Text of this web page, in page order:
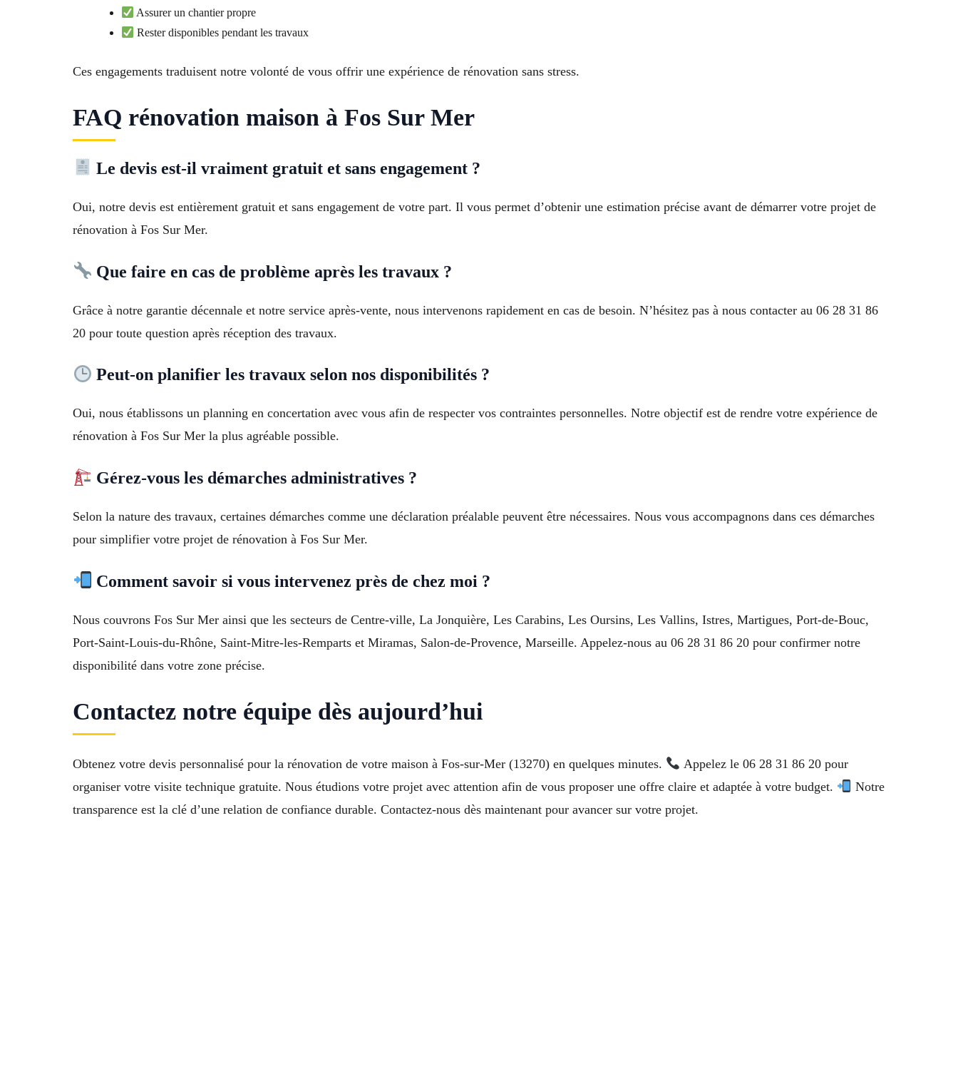
Assurer un chantier propre
Rester disponibles pendant les travaux
Ces engagements traduisent notre volonté de vous offrir une expérience de rénovation sans stress.
FAQ rénovation maison à Fos Sur Mer
Le devis est-il vraiment gratuit et sans engagement ?
Oui, notre devis est entièrement gratuit et sans engagement de votre part. Il vous permet d’obtenir une estimation précise avant de démarrer votre projet de
rénovation à Fos Sur Mer.
Que faire en cas de problème après les travaux ?
Grâce à notre garantie décennale et notre service après-vente, nous intervenons rapidement en cas de besoin. N’hésitez pas à nous contacter au 06 28 31 86
20 pour toute question après réception des travaux.
Peut-on planifier les travaux selon nos disponibilités ?
Oui, nous établissons un planning en concertation avec vous afin de respecter vos contraintes personnelles. Notre objectif est de rendre votre expérience de
rénovation à Fos Sur Mer la plus agréable possible.
Gérez-vous les démarches administratives ?
Selon la nature des travaux, certaines démarches comme une déclaration préalable peuvent être nécessaires. Nous vous accompagnons dans ces démarches
pour simplifier votre projet de rénovation à Fos Sur Mer.
Comment savoir si vous intervenez près de chez moi ?
Nous couvrons Fos Sur Mer ainsi que les secteurs de Centre-ville, La Jonquière, Les Carabins, Les Oursins, Les Vallins, Istres, Martigues, Port-de-Bouc,
Port-Saint-Louis-du-Rhône, Saint-Mitre-les-Remparts et Miramas, Salon-de-Provence, Marseille. Appelez-nous au 06 28 31 86 20 pour confirmer notre
disponibilité dans votre zone précise.
Contactez notre équipe dès aujourd’hui
Obtenez votre devis personnalisé pour la rénovation de votre maison à Fos-sur-Mer (13270) en quelques minutes.
Appelez le 06 28 31 86 20 pour
organiser votre visite technique gratuite. Nous étudions votre projet avec attention afin de vous proposer une offre claire et adaptée à votre budget.
Notre
transparence est la clé d’une relation de confiance durable. Contactez-nous dès maintenant pour avancer sur votre projet.